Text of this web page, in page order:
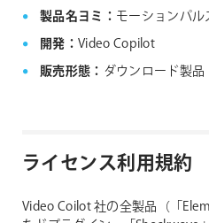
製品名ヨミ： モーションパ
開発： Video Copilot
販売形態： ダウンロード製品
ライセンス利用規約
Video Coilot 社の全製品（「